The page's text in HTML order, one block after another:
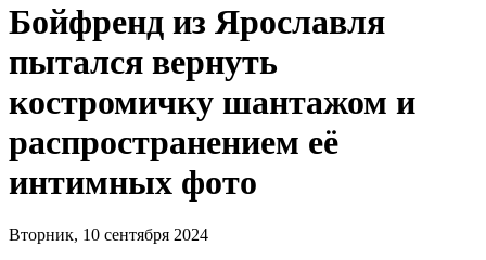
Бойфренд из Ярославля
пытался вернуть
костромичку шантажом и
распространением её
интимных фото
Вторник, 10 сентября 2024